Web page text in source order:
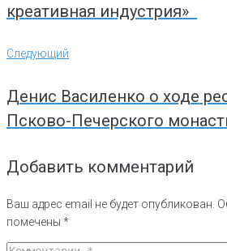
креативная индустрия»
Следующий
Следующий
Денис Василенко о ходе
Псково-Печерского
Добавить комментарий
Ваш адрес email не будет опубликован.
помечены *